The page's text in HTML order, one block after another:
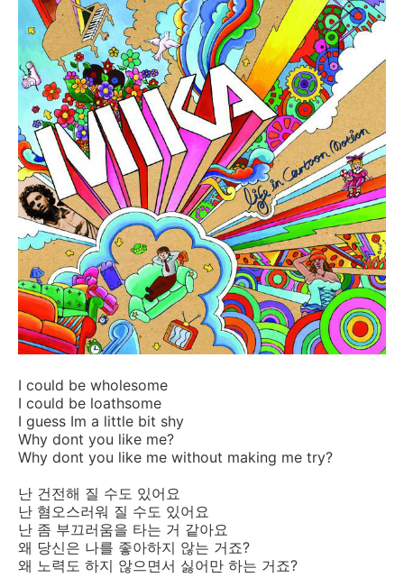
I could be wholesome
I could be loathsome
I guess Im a little bit shy
Why dont you like me?
Why dont you like me without making me try?
난 건전해 질 수도 있어요
난 혐오스러워 질 수도 있어요
난 좀 부끄러움을 타는 거 같아요
왜 당신은 나를 좋아하지 않는 거죠?
왜 노력도 하지 않으면서 싫어만 하는 거죠?